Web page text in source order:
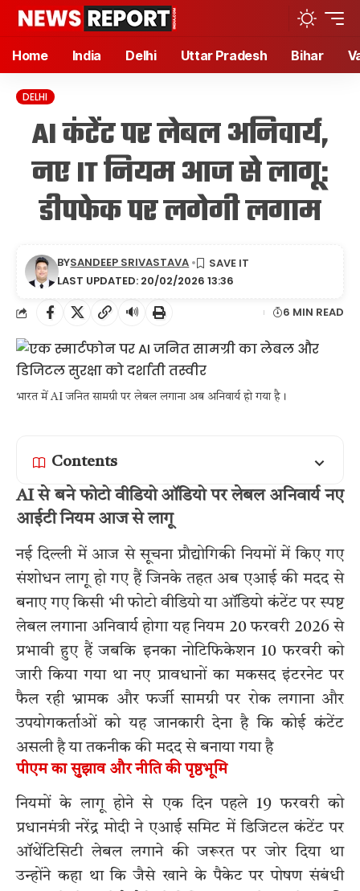
Home India Delhi Uttar Pradesh Bihar
DELHI
AI कंटेंट पर लेबल अनिवार्य,
नए IT नियम आज से लागू:
डीपफेक पर लगेगी लगाम
LAST UPDATED: 20/02/2026 13:36
BYSANDEEP SRIVASTAVA
🔊 6 MIN READ
भारत में AI जनित सामग्री पर लेबल लगाना अब अनिवार्य हो गया है।
Contents
AI से बने फोटो वीडियो ऑडियो पर लेबल अनिवार्य नए
आईटी नियम आज से लागू
नई दिल्ली में आज से सूचना प्रौद्योगिकी नियमों में किए गए
संशोधन लागू हो गए हैं जिनके तहत अब एआई की मदद से
बनाए गए किसी भी फोटो वीडियो या ऑडियो कंटेंट पर स्पष्ट
लेबल लगाना अनिवार्य होगा यह नियम 20 फरवरी 2026 से
प्रभावी हुए हैं जबकि इनका नोटिफिकेशन 10 फरवरी को
जारी किया गया था नए प्रावधानों का मकसद इंटरनेट पर
फैल रही भ्रामक और फर्जी सामग्री पर रोक लगाना और
उपयोगकर्ताओं को यह जानकारी देना है कि कोई कंटेंट
असली है या तकनीक की मदद से बनाया गया है
पीएम का सुझाव और नीति की पृष्ठभूमि
नियमों के लागू होने से एक दिन पहले 19 फरवरी को
प्रधानमंत्री नरेंद्र मोदी ने एआई समिट में डिजिटल कंटेंट पर
ऑथेंटिसिटी लेबल लगाने की जरूरत पर जोर दिया था
उन्होंने कहा था कि जैसे खाने के पैकेट पर पोषण संबंधी